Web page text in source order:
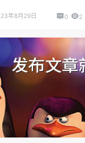
23年8月29日 0 2